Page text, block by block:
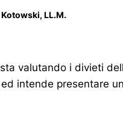
LL.M.
valutando i divieti
intende presentare